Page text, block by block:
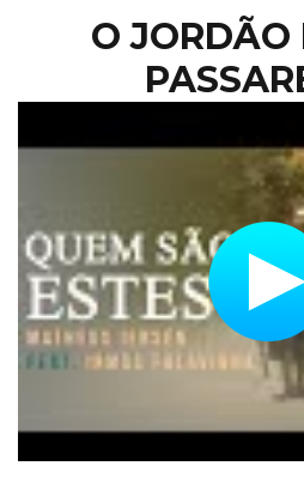
O JORDÃO